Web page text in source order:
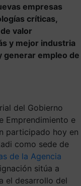
empresas
críticas,
valor
y mejor industria
generar empleo de
del Gobierno
Emprendimiento e
participado hoy en
como sede de
de la Agencia
sitúa a
el desarrollo del